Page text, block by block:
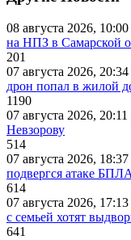
08 августа 2026, 10:00
на НПЗ в Самарской
201
07 августа 2026, 20:34
дрон попал в жилой
1190
07 августа 2026, 20:11
Невзорову
514
07 августа 2026, 18:37
подвергся атаке
614
07 августа 2026, 17:13
с семьей хотят
641